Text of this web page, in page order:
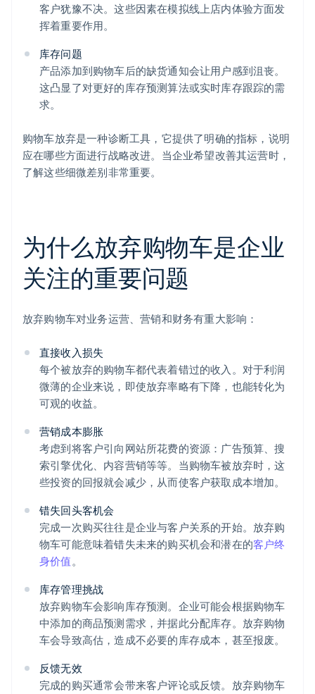
客户犹豫不决。这些因素在模拟线上店内体验方面发
挥着重要作用。
库存问题
产品添加到购物车后的缺货通知会让用户感到沮丧。
这凸显了对更好的库存预测算法或实时库存跟踪的需
求。
购物车放弃是一种诊断工具，它提供了明确的指标，说明
应在哪些方面进行战略改进。当企业希望改善其运营时，
了解这些细微差别非常重要。
为什么放弃购物车是企业
关注的重要问题
放弃购物车对业务运营、营销和财务有重大影响：
直接收入损失
每个被放弃的购物车都代表着错过的收入。对于利润
微薄的企业来说，即使放弃率略有下降，也能转化为
可观的收益。
营销成本膨胀
考虑到将客户引向网站所花费的资源：广告预算、搜
索引擎优化、内容营销等等。当购物车被放弃时，这
些投资的回报就会减少，从而使客户获取成本增加。
错失回头客机会
完成一次购买往往是企业与客户关系的开始。放弃购
物车可能意味着错失未来的购买机会和潜在的客户终
身价值。
库存管理挑战
放弃购物车会影响库存预测。企业可能会根据购物车
中添加的商品预测需求，并据此分配库存。放弃购物
车会导致高估，造成不必要的库存成本，甚至报废。
反馈无效
完成的购买通常会带来客户评论或反馈。放弃购物车